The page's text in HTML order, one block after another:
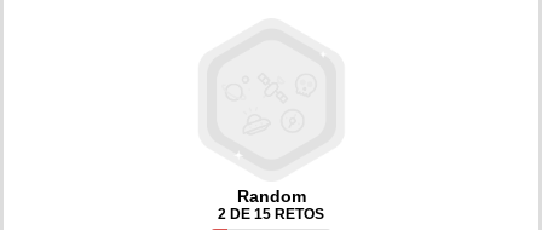
Random
2 DE 15 RETOS